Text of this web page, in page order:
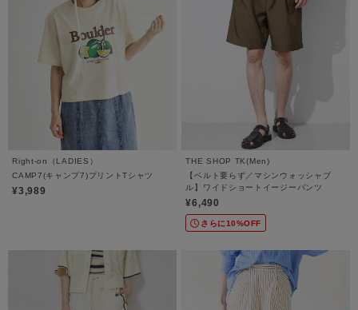
Right-on（LADIES）
CAMP7(キャンプ7)プリントTシャツ
¥3,989
THE SHOP TK(Men)
【ベルト要らず／マシンウォッシャブ
ル】ワイドショートイージーパンツ
¥6,490
さらに10%OFF